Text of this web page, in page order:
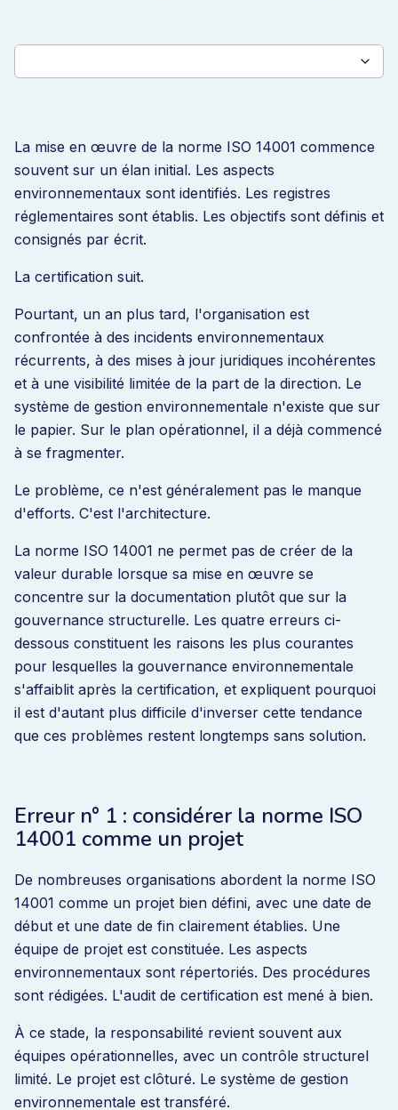
La mise en œuvre de la norme ISO 14001 commence
souvent sur un élan initial. Les aspects
environnementaux sont identifiés. Les registres
réglementaires sont établis. Les objectifs sont définis et
consignés par écrit.
La certification suit.
Pourtant, un an plus tard, l'organisation est
confrontée à des incidents environnementaux
récurrents, à des mises à jour juridiques incohérentes
et à une visibilité limitée de la part de la direction. Le
système de gestion environnementale n'existe que sur
le papier. Sur le plan opérationnel, il a déjà commencé
à se fragmenter.
Le problème, ce n'est généralement pas le manque
d'efforts. C'est l'architecture.
La norme ISO 14001 ne permet pas de créer de la
valeur durable lorsque sa mise en œuvre se
concentre sur la documentation plutôt que sur la
gouvernance structurelle. Les quatre erreurs ci-
dessous constituent les raisons les plus courantes
pour lesquelles la gouvernance environnementale
s'affaiblit après la certification, et expliquent pourquoi
il est d'autant plus difficile d'inverser cette tendance
que ces problèmes restent longtemps sans solution.
Erreur n° 1 : considérer la norme ISO
14001 comme un projet
De nombreuses organisations abordent la norme ISO
14001 comme un projet bien défini, avec une date de
début et une date de fin clairement établies. Une
équipe de projet est constituée. Les aspects
environnementaux sont répertoriés. Des procédures
sont rédigées. L'audit de certification est mené à bien.
À ce stade, la responsabilité revient souvent aux
équipes opérationnelles, avec un contrôle structurel
limité. Le projet est clôturé. Le système de gestion
environnementale est transféré.